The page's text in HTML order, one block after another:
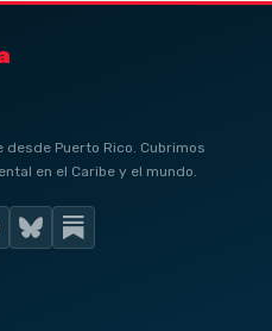
Puerto Rico. Cubrimos
en el Caribe y el mundo.